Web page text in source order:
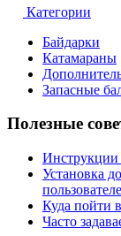
Категории
Байдарки
Катамараны
Запасные
Полезные
Инструкции
Установка
Куда пойти
Часто